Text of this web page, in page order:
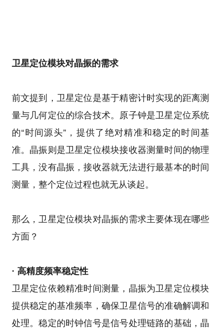
卫星定位模块对晶振的需求
前文提到，卫星定位是基于精密计时实现的距离测
量与几何定位的综合技术。原子钟是卫星定位系统
的“时间源头”，提供了绝对精准和稳定的时间基
准。晶振则是卫星定位模块接收器测量时间的物理
工具，没有晶振，接收器就无法进行最基本的时间
测量，整个定位过程也就无从谈起。
那么，卫星定位模块对晶振的需求主要体现在哪些
方面？
· 高精度频率稳定性
卫星定位依赖精准时间测量，晶振为卫星定位模块
提供稳定的基准频率，确保卫星信号的准确解调和
处理。稳定的时钟信号是信号处理链路的基础，晶